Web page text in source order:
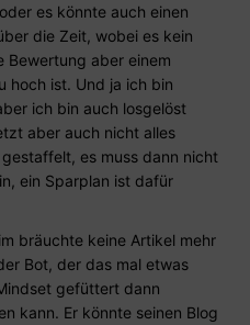
es könnte auch einen
die Zeit, wobei es kein
Bewertung aber einem
hoch ist. Und ja ich bin
ich bin auch losgelöst
aber auch nicht alles
es muss dann nicht
ein Sparplan ist dafür
bräuchte keine Artikel mehr
Bot, der das mal etwas
gefüttert dann
kann. Er könnte seinen Blog